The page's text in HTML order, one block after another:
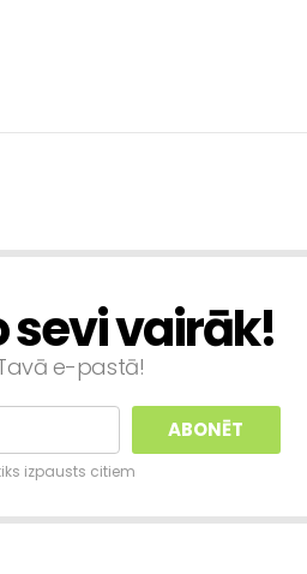
sevi vairāk!
e-pastā!
izpausts citiem